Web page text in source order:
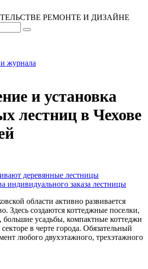
РЕМОНТЕ И ДИЗАЙНЕ
журнала
и установка
лестниц в Чехове
деревянные лестницы
индивидуального заказа лестницы
области активно развивается
Здесь создаются коттеджные поселки,
большие усадьбы, компактные коттеджи
в черте города. Обязательный
любого двухэтажного, трехэтажного